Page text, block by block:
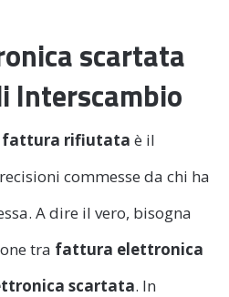
scartata
Interscambio
fattura rifiutata è il
commesse da chi ha
A dire il vero, bisogna
tra fattura elettronica
scartata. In